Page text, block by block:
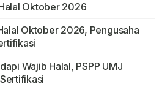
Oktober 2026
Oktober 2026, Pengusaha
Wajib Halal, PSPP UMJ